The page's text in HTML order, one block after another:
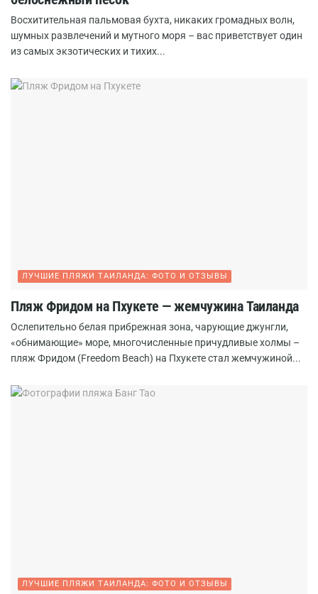
Восхитительная пальмовая бухта, никаких громадных волн,
шумных развлечений и мутного моря – вас приветствует один
из самых экзотических и тихих...
ЛУЧШИЕ ПЛЯЖИ ТАИЛАНДА: ФОТО И ОТЗЫВЫ
Пляж Фридом на Пхукете — жемчужина Таиланда
Ослепительно белая прибрежная зона, чарующие джунгли,
«обнимающие» море, многочисленные причудливые холмы –
пляж Фридом (Freedom Beach) на Пхукете стал жемчужиной...
ЛУЧШИЕ ПЛЯЖИ ТАИЛАНДА: ФОТО И ОТЗЫВЫ